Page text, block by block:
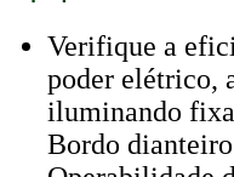
Verifique a
poder elétrico,
iluminando
Bordo dianteiro